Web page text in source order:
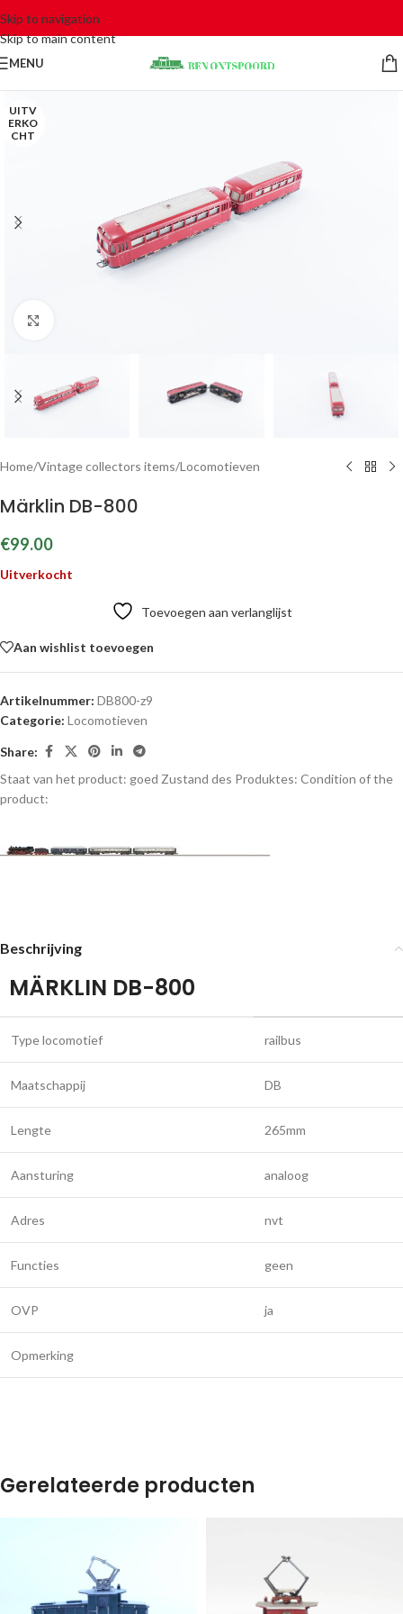
Skip to navigation
Skip to main content
MENU
UITV
ERKO
CHT
Home/Vintage collectors items/Locomotieven
Märklin DB-800
€99.00
Uitverkocht
Toevoegen aan verlanglijst
Aan wishlist toevoegen
Artikelnummer: DB800-z9
Categorie: Locomotieven
Share:
Staat van het product: goed Zustand des Produktes: Condition of the
product:
Beschrijving
MÄRKLIN DB-800
Type locomotief railbus
Maatschappij DB
Lengte 265mm
Aansturing analoog
Adres nvt
Functies geen
OVP ja
Opmerking
Gerelateerde producten